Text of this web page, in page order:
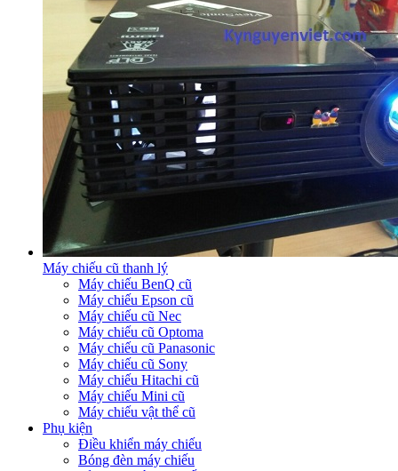
Máy chiếu cũ thanh lý
Máy chiếu BenQ cũ
Máy chiếu Epson cũ
Máy chiếu cũ Nec
Máy chiếu cũ Optoma
Máy chiếu cũ Panasonic
Máy chiếu cũ Sony
Máy chiếu Hitachi cũ
Máy chiếu Mini cũ
Máy chiếu vật thể cũ
Phụ kiện
Điều khiển máy chiếu
Bóng đèn máy chiếu